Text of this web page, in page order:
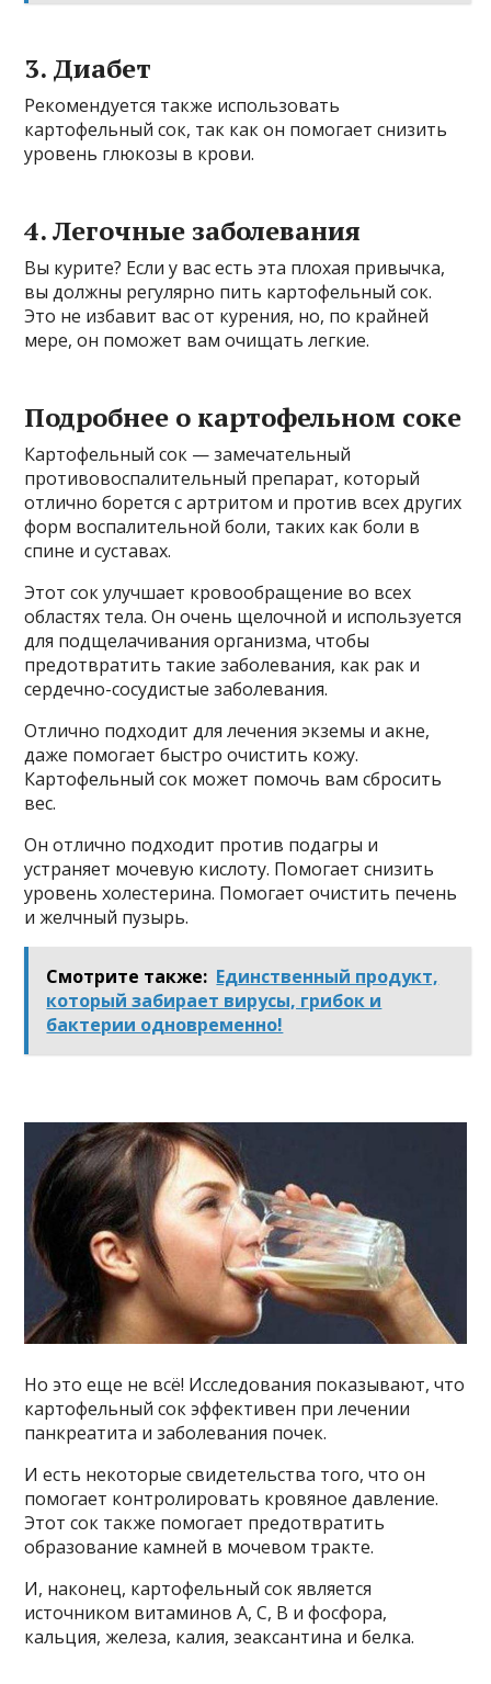
3. Диабет
Рекомендуется также использовать
картофельный сок, так как он помогает снизить
уровень глюкозы в крови.
4. Легочные заболевания
Вы курите? Если у вас есть эта плохая привычка,
вы должны регулярно пить картофельный сок.
Это не избавит вас от курения, но, по крайней
мере, он поможет вам очищать легкие.
Подробнее о картофельном соке
Картофельный сок — замечательный
противовоспалительный препарат, который
отлично борется с артритом и против всех других
форм воспалительной боли, таких как боли в
спине и суставах.
Этот сок улучшает кровообращение во всех
областях тела. Он очень щелочной и используется
для подщелачивания организма, чтобы
предотвратить такие заболевания, как рак и
сердечно-сосудистые заболевания.
Отлично подходит для лечения экземы и акне,
даже помогает быстро очистить кожу.
Картофельный сок может помочь вам сбросить
вес.
Он отлично подходит против подагры и
устраняет мочевую кислоту. Помогает снизить
уровень холестерина. Помогает очистить печень
и желчный пузырь.
Смотрите также: Единственный продукт,
который забирает вирусы, грибок и
бактерии одновременно!
Но это еще не всё! Исследования показывают, что
картофельный сок эффективен при лечении
панкреатита и заболевания почек.
И есть некоторые свидетельства того, что он
помогает контролировать кровяное давление.
Этот сок также помогает предотвратить
образование камней в мочевом тракте.
И, наконец, картофельный сок является
источником витаминов A, C, B и фосфора,
кальция, железа, калия, зеаксантина и белка.